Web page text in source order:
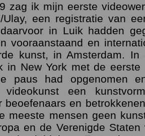
zag ik mijn eerste
Ulay, een registratie van
in Luik hadden
vooraanstaand en
kunst, in Amsterdam.
in New York met de eerste
paus had opgenomen
videokunst een
beoefenaars en
meeste mensen geen
en de Verenigde